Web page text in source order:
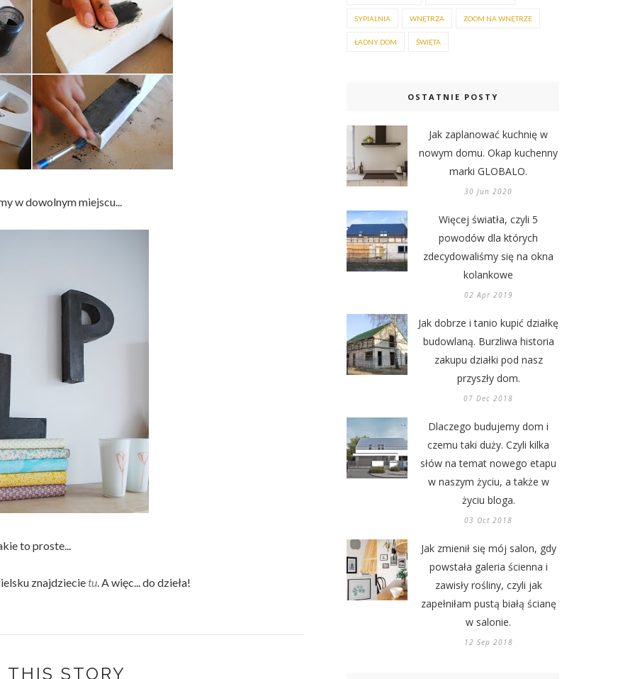
w dowolnym miejscu...
to proste...
znajdziecie tu. A więc... do dzieła!
THIS STORY
SYPIALNIA WNĘTRZA ZOOM NA WNĘTRZE
ŁADNY DOM ŚWIĘTA
OSTATNIE POSTY
Jak zaplanować kuchnię w
nowym domu. Okap kuchenny
marki GLOBALO.
30 Jun 2020
Więcej światła, czyli 5
powodów dla których
zdecydowaliśmy się na okna
kolankowe
02 Apr 2019
Jak dobrze i tanio kupić działkę
budowlaną. Burzliwa historia
zakupu działki pod nasz
przyszły dom.
07 Dec 2018
Dlaczego budujemy dom i
czemu taki duży. Czyli kilka
słów na temat nowego etapu
w naszym życiu, a także w
życiu bloga.
03 Oct 2018
Jak zmienił się mój salon, gdy
powstała galeria ścienna i
zawisły rośliny, czyli jak
zapełniłam pustą białą ścianę
w salonie.
12 Sep 2018